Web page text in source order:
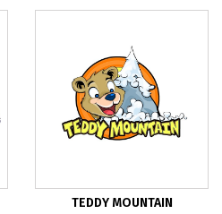
TEDDY MOUNTAIN